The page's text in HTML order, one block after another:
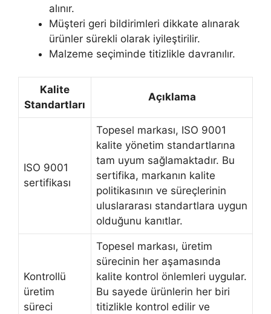
alınır.
Müşteri geri bildirimleri dikkate alınarak
ürünler sürekli olarak iyileştirilir.
Malzeme seçiminde titizlikle davranılır.
Kalite
Standartları
Açıklama
ISO 9001
sertifikası
Topesel markası, ISO 9001
kalite yönetim standartlarına
tam uyum sağlamaktadır. Bu
sertifika, markanın kalite
politikasının ve süreçlerinin
uluslararası standartlara uygun
olduğunu kanıtlar.
Kontrollü
üretim
süreci
Topesel markası, üretim
sürecinin her aşamasında
kalite kontrol önlemleri uygular.
Bu sayede ürünlerin her biri
titizlikle kontrol edilir ve